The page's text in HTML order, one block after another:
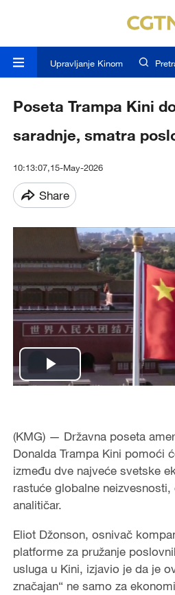
Upravljanje Kinom
Poseta Trampa Kini
saradnje, smatra
10:13:07,15-May-2026
Share
Play
(KMG) — Državna poseta
Donalda Trampa Kini pomoći
između dve najveće svetske
rastuće globalne
analitičar.
Eliot Džonson, osnivač
platforme za pružanje
usluga u Kini, izjavio je da je
značajan“ ne samo za